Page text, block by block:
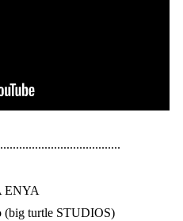
ENYA
(big turtle STUDIOS)